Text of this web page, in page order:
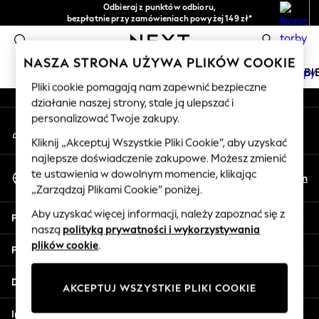
Odbieraj z punktów odbioru,
bezpłatnie przy zamówieniach powyżej 149 zł*
Łatwe zwroty*
0
HOLIDAY SHOP
Women's Holiday Shop
All Swimwear
All Beachwear
Bags & Accessories
Beach Dresses & Kaftans
Dresses
Flip Flops
Sliders
Jumpsuits & Playsuits
Sandals
Shorts
An error occurred on client
Nasze media społecznościowe
Moje konto
Zaloguj się na swoje konto
Wybierz Język
Polski
En
Pomoc
Prywatność i zasady prawne
Działy
Inne usługi
NASZA STRONA UŻYWA PLIKÓW COOKIE
Pliki cookie pomagają nam zapewnić bezpieczne
działanie naszej strony, stale ją ulepszać i
personalizować Twoje zakupy.
Kliknij „Akceptuj Wszystkie Pliki Cookie”, aby uzyskać
najlepsze doświadczenie zakupowe. Możesz zmienić
te ustawienia w dowolnym momencie, klikając
„Zarządzaj Plikami Cookie” poniżej.
Aby uzyskać więcej informacji, należy zapoznać się z
naszą polityką prywatności i wykorzystywania
plików cookie.
AKCEPTUJ WSZYSTKIE PLIKI COOKIE